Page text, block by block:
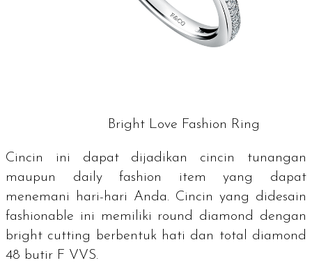
Bright Love Fashion Ring
Cincin ini dapat dijadikan cincin tunangan
maupun daily fashion item yang dapat
menemani hari-hari Anda. Cincin yang didesain
fashionable ini memiliki round diamond dengan
bright cutting berbentuk hati dan total diamond
48 butir F VVS.